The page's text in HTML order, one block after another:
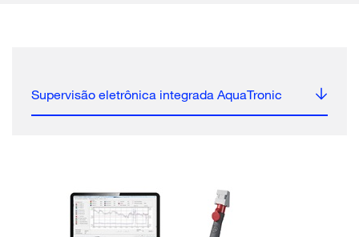
Supervisão eletrônica integrada AquaTronic